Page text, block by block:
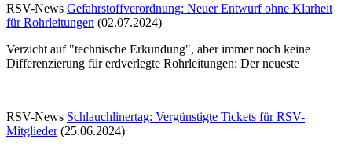
RSV-News Gefahrstoffverordnung: Neuer Entwurf ohne Klarheit
für Rohrleitungen (02.07.2024)
Verzicht auf "technische Erkundung", aber immer noch keine
Differenzierung für erdverlegte Rohrleitungen: Der neueste
RSV-News Schlauchlinertag: Vergünstigte Tickets für RSV-
Mitglieder (25.06.2024)